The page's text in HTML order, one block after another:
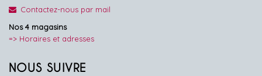
Contactez-nous par mail
Nos 4 magasins
=> Horaires et adresses
NOUS SUIVRE